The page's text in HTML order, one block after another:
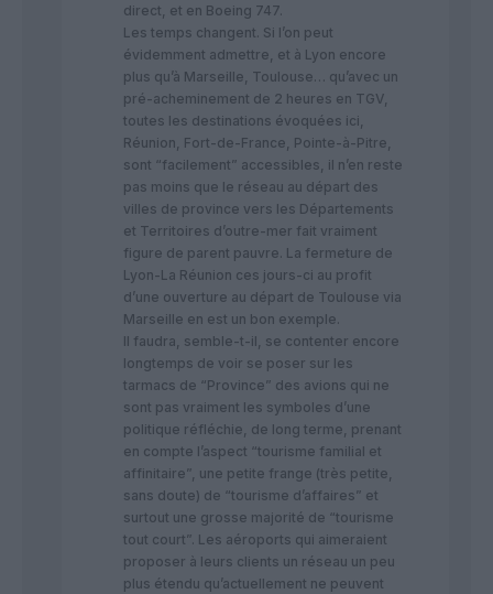
direct, et en Boeing 747.
Les temps changent. Si l’on peut
évidemment admettre, et à Lyon encore
plus qu’à Marseille, Toulouse… qu’avec un
pré-acheminement de 2 heures en TGV,
toutes les destinations évoquées ici,
Réunion, Fort-de-France, Pointe-à-Pitre,
sont “facilement” accessibles, il n’en reste
pas moins que le réseau au départ des
villes de province vers les Départements
et Territoires d’outre-mer fait vraiment
figure de parent pauvre. La fermeture de
Lyon-La Réunion ces jours-ci au profit
d’une ouverture au départ de Toulouse via
Marseille en est un bon exemple.
Il faudra, semble-t-il, se contenter encore
longtemps de voir se poser sur les
tarmacs de “Province” des avions qui ne
sont pas vraiment les symboles d’une
politique réfléchie, de long terme, prenant
en compte l’aspect “tourisme familial et
affinitaire”, une petite frange (très petite,
sans doute) de “tourisme d’affaires” et
surtout une grosse majorité de “tourisme
tout court”. Les aéroports qui aimeraient
proposer à leurs clients un réseau un peu
plus étendu qu’actuellement ne peuvent